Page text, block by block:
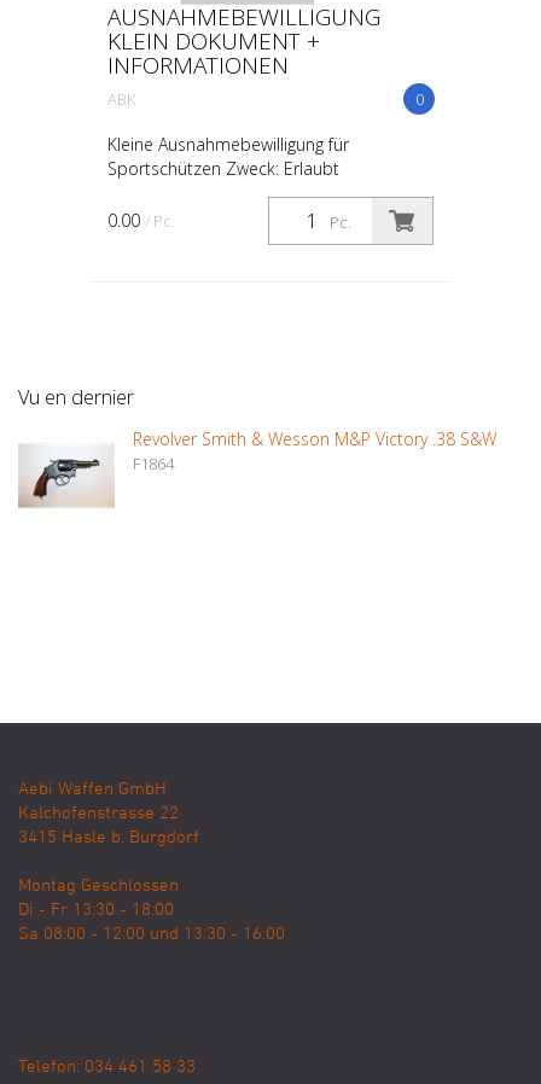
AUSNAHMEBEWILLIGUNG
KLEIN DOKUMENT +
INFORMATIONEN
0
ABK
Kleine Ausnahmebewilligung für
Sportschützen Zweck: Erlaubt
Sportschützen, verbotene Waffen wie
halbautomatische Feuerwaffen zu
erwerben, die aus ehemaligen Automaten
Pc.
0.00 / Pc.
Vu en dernier
Revolver Smith & Wesson M&P Victory .38 S&W
F1864
Aebi Waffen GmbH
Kalchofenstrasse 22
3415 Hasle b. Burgdorf
Montag Geschlossen
Di - Fr 13:30 - 18:00
Sa 08:00 - 12:00 und 13:30 - 16:00
Telefon: 034 461 58 33